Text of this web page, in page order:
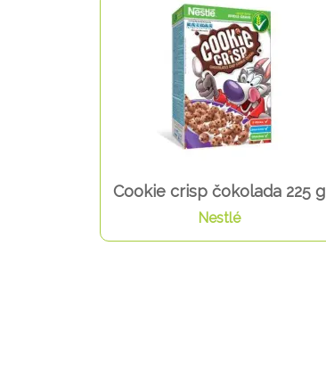
Cookie crisp čokolada 225 g
Nestlé